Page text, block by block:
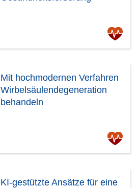
Mit hochmodernen Verfahren
Wirbelsäulendegeneration
behandeln
KI-gestützte Ansätze für eine